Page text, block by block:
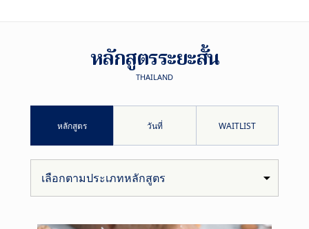
หลักสูตรระยะสั้น
THAILAND
หลักสูตร วันที่ WAITLIST